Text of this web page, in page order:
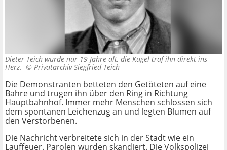
Dieter Teich wurde nur 19 Jahre alt, die Kugel traf ihn direkt ins
Herz. © Privatarchiv Siegfried Teich
Die Demonstranten betteten den Getöteten auf eine
Bahre und trugen ihn über den Ring in Richtung
Hauptbahnhof. Immer mehr Menschen schlossen sich
dem spontanen Leichenzug an und legten Blumen auf
den Verstorbenen.
Die Nachricht verbreitete sich in der Stadt wie ein
Lauffeuer. Parolen wurden skandiert. Die Volkspolizei